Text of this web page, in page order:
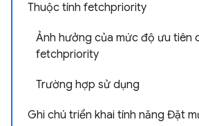
Thuộc tính fetchpriority
Ảnh hưởng của mức độ ưu tiên
fetchpriority
Trường hợp sử dụng
Ghi chú triển khai tính năng Đặt